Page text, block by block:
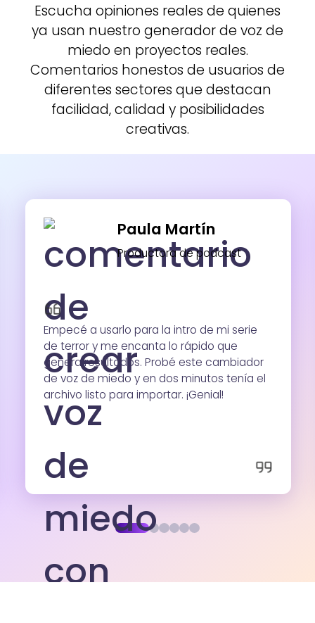
Escucha opiniones reales de quienes
ya usan nuestro generador de voz de
miedo en proyectos reales.
Comentarios honestos de usuarios de
diferentes sectores que destacan
facilidad, calidad y posibilidades
creativas.
Paula Martín
Productora de podcast
Empecé a usarlo para la intro de mi serie
de terror y me encanta lo rápido que
genera resultados. Probé este cambiador
de voz de miedo y en dos minutos tenía el
archivo listo para importar. ¡Genial!